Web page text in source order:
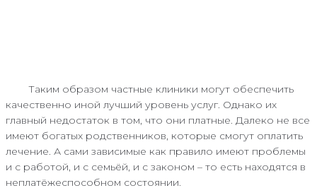
Таким образом частные клиники могут обеспечить
качественно иной лучший уровень услуг. Однако их
главный недостаток в том, что они платные. Далеко не все
имеют богатых родственников, которые смогут оплатить
лечение. А сами зависимые как правило имеют проблемы
и с работой, и с семьёй, и с законом – то есть находятся в
неплатёжеспособном состоянии.